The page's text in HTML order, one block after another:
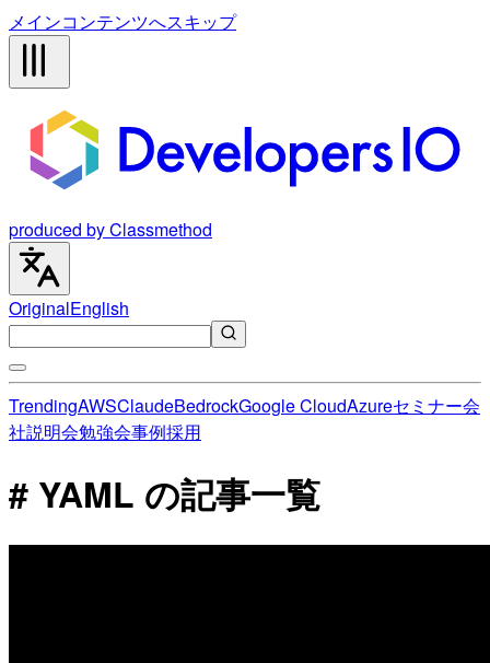
メインコンテンツへスキップ
produced by Classmethod
OriginalEnglish
TrendingAWSClaudeBedrockGoogle CloudAzureセミナー会
社説明会勉強会事例採用
# YAML の記事一覧